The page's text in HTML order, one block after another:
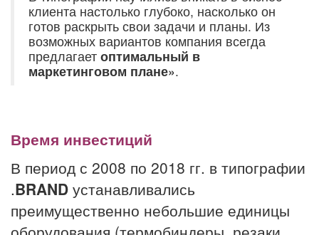
клиента настолько глубоко, насколько он
готов раскрыть свои задачи и планы. Из
возможных вариантов компания всегда
предлагает оптимальный в
маркетинговом плане».
Время инвестиций
В период с 2008 по 2018 гг. в типографии
.BRAND устанавливались
преимущественно небольшие единицы